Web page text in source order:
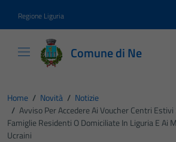
Regione Liguria
Comune di Ne
Home / Novità / Notizie
/ Avviso Per Accedere Ai Voucher Centri
Famiglie Residenti O Domiciliate In Liguria E Ai
Ucraini